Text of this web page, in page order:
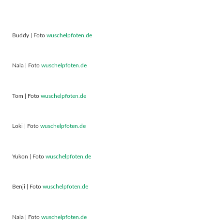
Buddy | Foto wuschelpfoten.de
Nala | Foto wuschelpfoten.de
Tom | Foto wuschelpfoten.de
Loki | Foto wuschelpfoten.de
Yukon | Foto wuschelpfoten.de
Benji | Foto wuschelpfoten.de
Nala | Foto wuschelpfoten.de